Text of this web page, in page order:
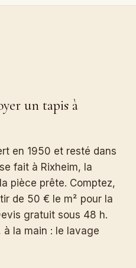
un tapis à
en 1950 et resté dans
fait à Rixheim, la
pièce prête. Comptez,
de 50 € le m² pour la
gratuit sous 48 h.
la main : le lavage